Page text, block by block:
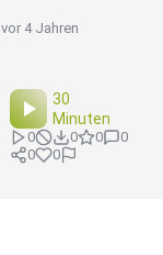
vor 4 Jahren
30
Minuten
0 0 0
0
0
0